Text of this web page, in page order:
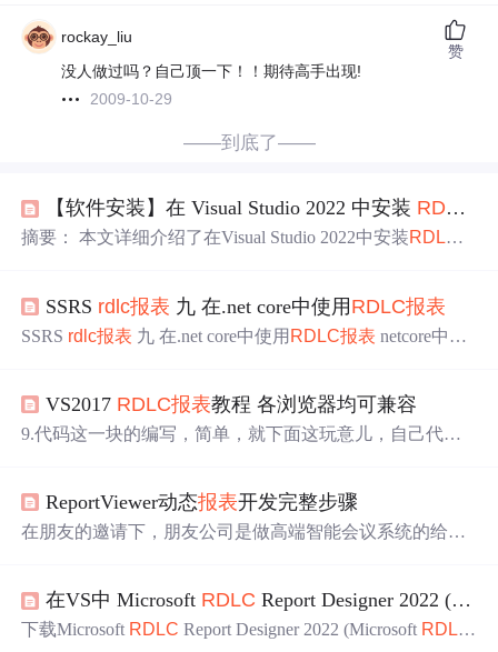
rockay_liu
没人做过吗？自己顶一下！！期待高手出现!
2009-10-29
赞
——到底了——
【软件安装】在 Visual Studio 2022 中安装 RDLC
摘要： 本文详细介绍了在Visual Studio 2022中安装RDLC
件。RDLC报表是.NET平台的轻量级报表解决方案，适用
于Windows Forms和ASP.NET应用程序，支持数据绑定、图
方案，帮助开发者快速上手RDLC报表开发。
SSRS rdlc报表 九 在.net core中使用 RDLC报表
SSRS rdlc报表 九 在.net core中使用 RDLC报表 netcore中使
VS2017 RDLC报表教程 各浏览器均可兼容
9.代码这一块的编写，简单，就下面这玩意儿，自己代码
错哦。然后就是数据集属性，我把他当成这个
源的名称，之后查询出数据注入数据源的时候有用，别的
所以不需要查出数据，需要的数据后台查好了直接给他就
行了。8.下面这个是我随便搞的模板，到这儿模板这方面
就算完成了（模板的设计啥的就不讲了，度娘一大堆）
ReportViewer动态报表开发完整步骤
在朋友的邀请下，朋友公司是做高端智能会议系统的给他
块。反正朋友说网站不难，就个简单的展现网站，于是就
答应了，找了一天到他们公司去听具体的开发需求，听了
在VS中 Microsoft RDLC Report Designer 2022 (Microsoft
下载Microsoft RDLC Report Designer 2022 (Microsoft RDLC